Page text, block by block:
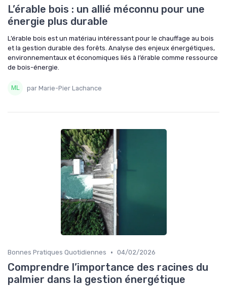
L’érable bois : un allié méconnu pour une
énergie plus durable
L’érable bois est un matériau intéressant pour le chauffage au bois
et la gestion durable des forêts. Analyse des enjeux énergétiques,
environnementaux et économiques liés à l’érable comme ressource
de bois-énergie.
par Marie-Pier Lachance
Bonnes Pratiques Quotidiennes • 04/02/2026
Comprendre l’importance des racines du
palmier dans la gestion énergétique